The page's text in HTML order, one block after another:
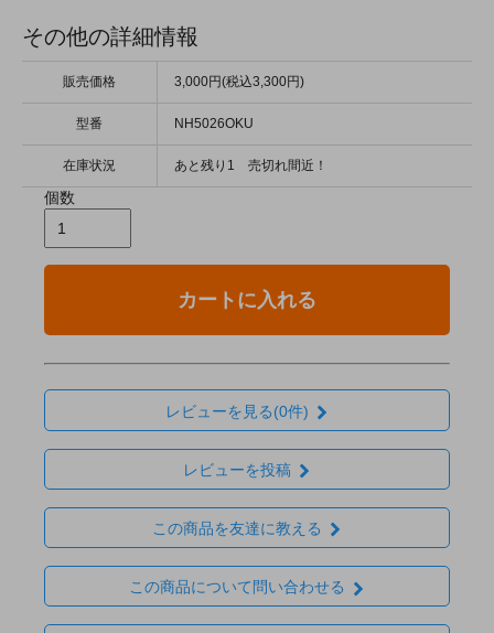
その他の詳細情報
販売価格 3,000円(税込3,300円)
型番 NH5026OKU
在庫状況 あと残り1 売切れ間近！
個数
カートに入れる
レビューを見る(0件)
レビューを投稿
この商品を友達に教える
この商品について問い合わせる